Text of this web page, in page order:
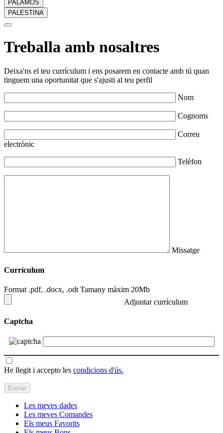
PALAMÓS
PALESTINA
Treballa amb nosaltres
Deixa'ns el teu currículum i ens posarem en contacte amb tú quan
tinguem una oportunitat que s'ajusti al teu perfil
Nom
Cognoms
Correu
electrònic
Telèfon
Missatge
Currículum
Format .pdf, .docx, .odt Tamany màxim 20Mb
Adjuntar currículum
Captcha
He llegit i accepto les condicions d'ús.
Les meves dades
Les meves Comandes
Els meus Favorits